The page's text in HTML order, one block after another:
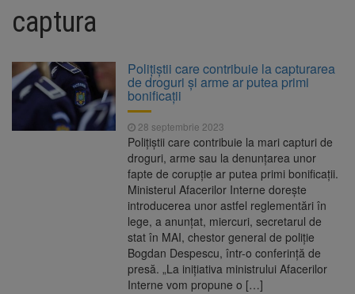
Star
8 august 2026
Nivelul Dunării a început să crească
8 august 2026
Asociația Română pentru
Iluminat cere reducerea luminii pe timpul
nopții, nu oprirea iluminatului public
7 august 2026
Trafic blocat pe DN1E Brașov
– Poiana Brașov după un accident. Două
persoane primesc îngrijiri medicale
Se schimbă examenul de
medic specialist. Subiecte unice în toată țara,
aceeași oră și același barem
captura
Poliţiştii care contribuie la capturarea
de droguri și arme ar putea primi
bonificaţii
28 septembrie 2023
Poliţiştii care contribuie la mari capturi de
droguri, arme sau la denunţarea unor
fapte de corupţie ar putea primi bonificaţii.
Ministerul Afacerilor Interne doreşte
introducerea unor astfel reglementări în
lege, a anunţat, miercuri, secretarul de
stat în MAI, chestor general de poliţie
Bogdan Despescu, într-o conferinţă de
presă. „La iniţiativa ministrului Afacerilor
Interne vom propune o […]